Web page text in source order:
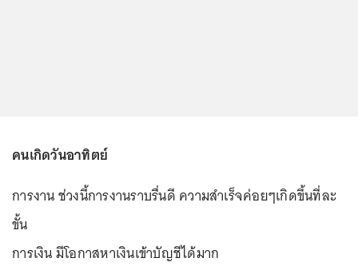
คนเกิดวันอาทิตย์
การงาน ช่วงนี้การงานราบรื่นดี ความสำเร็จค่อยๆเกิดขึ้นที่ละ
ขั้น
การเงิน มีโอกาสหาเงินเข้าบัญชีได้มาก